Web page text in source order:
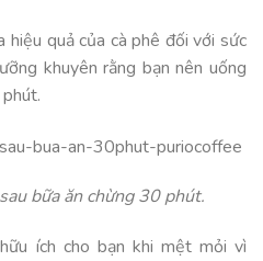
hiệu quả của cà phê đối với sức
khuyên rằng bạn nên uống
bữa ăn chừng 30 phút.
ích cho bạn khi mệt mỏi vì